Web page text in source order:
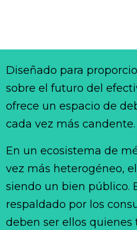
Diseñado para
sobre el futuro del
ofrece un espacio de
cada vez más candente.
En un ecosistema de
vez más heterogéneo,
siendo un bien público.
respaldado por los
deben ser ellos